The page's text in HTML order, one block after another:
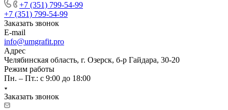
+7 (351) 799-54-99
+7 (351) 799-54-99
Заказать звонок
E-mail
info@umgrafit.pro
Адрес
Челябинская область, г. Озерск, б-р Гайдара, 30-20
Режим работы
Пн. – Пт.: с 9:00 до 18:00
Заказать звонок